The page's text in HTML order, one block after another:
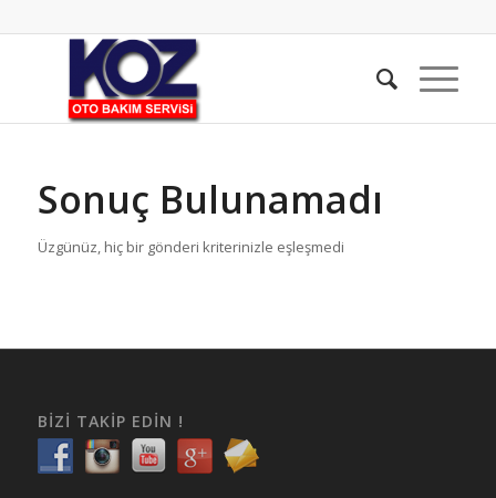
Sonuç Bulunamadı
Üzgünüz, hiç bir gönderi kriterinizle eşleşmedi
BIZI TAKIP EDIN !